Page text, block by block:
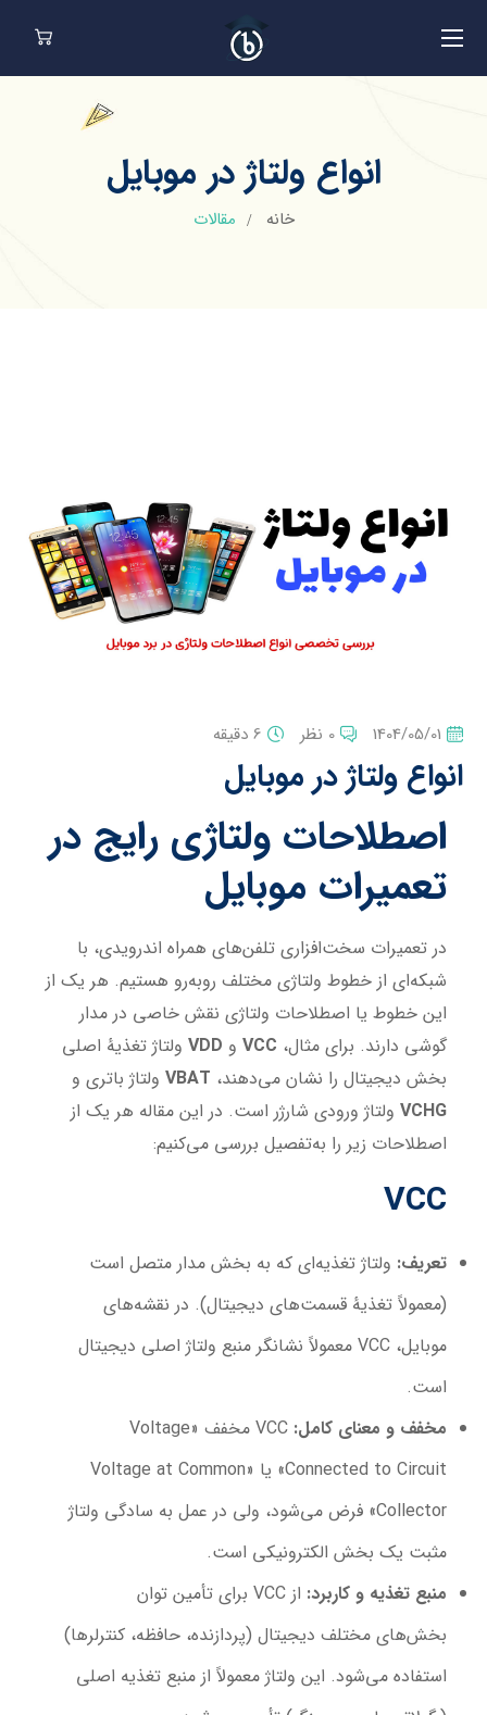
انواع ولتاژ در موبایل
خانه مقالات
1404/05/01 0 نظر 6 دقیقه
انواع ولتاژ در موبایل
اصطلاحات ولتاژی رایج در
تعمیرات موبایل
در تعمیرات سخت‌افزاری تلفن‌های همراه اندرویدی، با
شبکه‌ای از خطوط ولتاژی مختلف روبه‌رو هستیم. هر یک از
این خطوط یا اصطلاحات ولتاژی نقش خاصی در مدار
گوشی دارند. برای مثال، VCC و VDD ولتاژ تغذیهٔ اصلی
بخش دیجیتال را نشان می‌دهند، VBAT ولتاژ باتری و
VCHG ولتاژ ورودی شارژر است. در این مقاله هر یک از
اصطلاحات زیر را به‌تفصیل بررسی می‌کنیم:
VCC
تعریف: ولتاژ تغذیه‌ای که به بخش مدار متصل است
(معمولاً تغذیهٔ قسمت‌های دیجیتال). در نقشه‌های
موبایل، VCC معمولاً نشانگر منبع ولتاژ اصلی دیجیتال
است.
مخفف و معنای کامل:
VCC مخفف «Voltage
Connected to Circuit» یا «Voltage at Common
Collector» فرض می‌شود، ولی در عمل به سادگی ولتاژ
مثبت یک بخش الکترونیکی است.
منبع تغذیه و کاربرد:
از VCC برای تأمین توان
بخش‌های مختلف دیجیتال (پردازنده، حافظه، کنترلرها)
استفاده می‌شود. این ولتاژ معمولاً از منبع تغذیه اصلی